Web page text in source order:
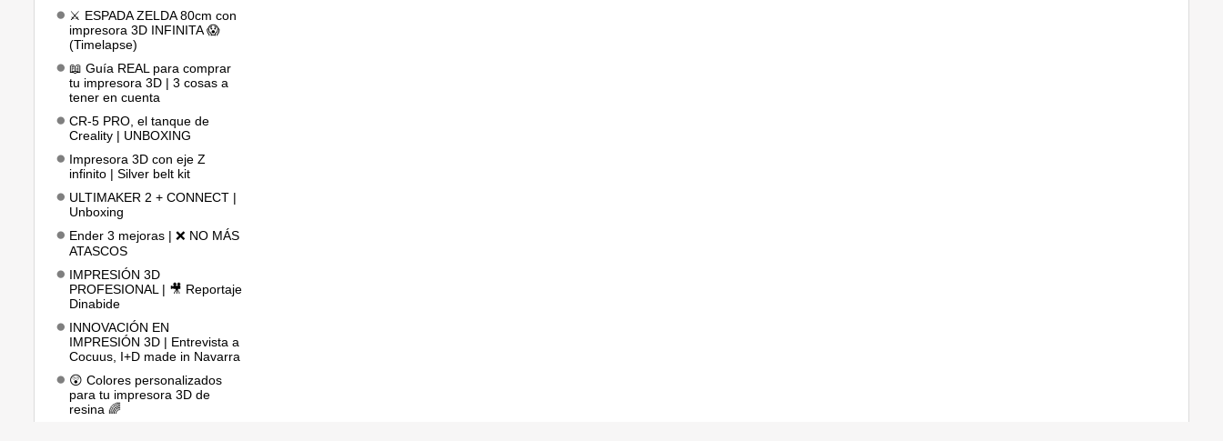
⚔️ ESPADA ZELDA 80cm con
impresora 3D INFINITA 😱
(Timelapse)
📖 Guía REAL para comprar
tu impresora 3D | 3 cosas a
tener en cuenta
CR-5 PRO, el tanque de
Creality | UNBOXING
Impresora 3D con eje Z
infinito | Silver belt kit
ULTIMAKER 2 + CONNECT |
Unboxing
Ender 3 mejoras | ❌ NO MÁS
ATASCOS
IMPRESIÓN 3D
PROFESIONAL | 🎥 Reportaje
Dinabide
INNOVACIÓN EN
IMPRESIÓN 3D | Entrevista a
Cocuus, I+D made in Navarra
😲 Colores personalizados
para tu impresora 3D de
resina 🌈